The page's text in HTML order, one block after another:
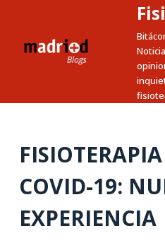
r
oCOVID-19:
EXPERIENCIA